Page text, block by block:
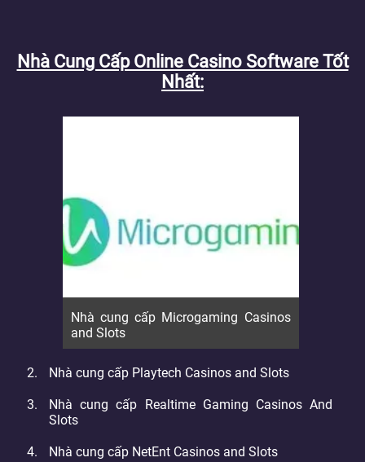
Nhà Cung Cấp Online Casino Software Tốt
Nhất
Nhà cung cấp Microgaming Casinos
and Slots
Nhà cung cấp Playtech Casinos and Slots
Nhà cung cấp Realtime Gaming Casinos And
Slots
Nhà cung cấp NetEnt Casinos and Slots